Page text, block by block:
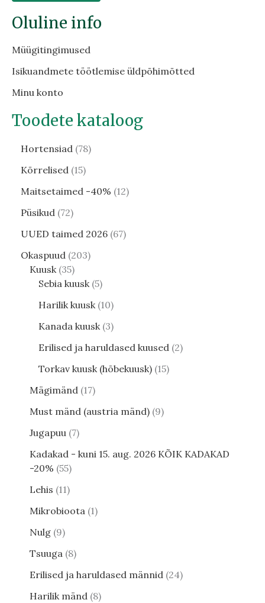
Oluline info
Müügitingimused
Isikuandmete töötlemise üldpõhimõtted
Minu konto
Toodete kataloog
Hortensiad 78
Kõrrelised 15
Maitsetaimed -40% 12
Püsikud 72
UUED taimed 2026 67
Okaspuud 203
Kuusk 35
Sebia kuusk 5
Harilik kuusk 10
Kanada kuusk 3
Erilised ja haruldased kuused 2
Torkav kuusk (hõbekuusk) 15
Mägimänd 17
Must mänd (austria mänd) 9
Jugapuu 7
Kadakad - kuni 15. aug. 2026 KÕIK KADAKAD
-20% 55
Lehis 11
Mikrobioota 1
Nulg 9
Tsuuga 8
Erilised ja haruldased männid 24
Harilik mänd 8